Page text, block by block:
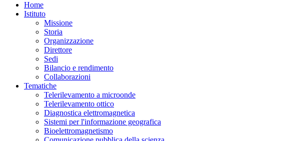
Home
Istituto
Missione
Storia
Organizzazione
Direttore
Sedi
Bilancio e rendimento
Collaborazioni
Tematiche
Telerilevamento a microonde
Telerilevamento ottico
Diagnostica elettromagnetica
Sistemi per l'informazione geografica
Bioelettromagnetismo